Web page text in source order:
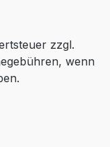
zzgl.
wenn